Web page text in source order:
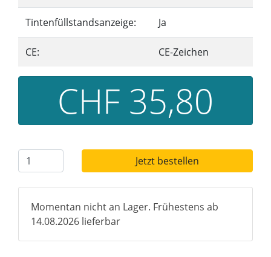
Tintenfüllstandsanzeige: Ja
CE: CE-Zeichen
CHF 35,80
Jetzt bestellen
Momentan nicht an Lager. Frühestens ab
14.08.2026 lieferbar